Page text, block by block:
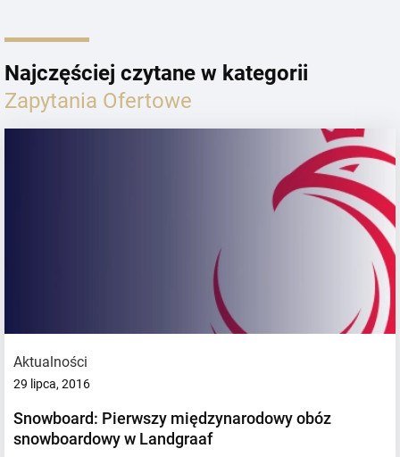
Najczęściej czytane w kategorii
Zapytania Ofertowe
Aktualności
29 lipca, 2016
Snowboard: Pierwszy międzynarodowy obóz
snowboardowy w Landgraaf